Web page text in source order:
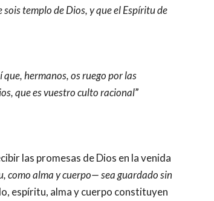
sois templo de Dios, y que el Espíritu de
que, hermanos, os ruego por las
que es vuestro culto racional”
como alma y cuerpo— sea guardado sin
espíritu, alma y cuerpo constituyen